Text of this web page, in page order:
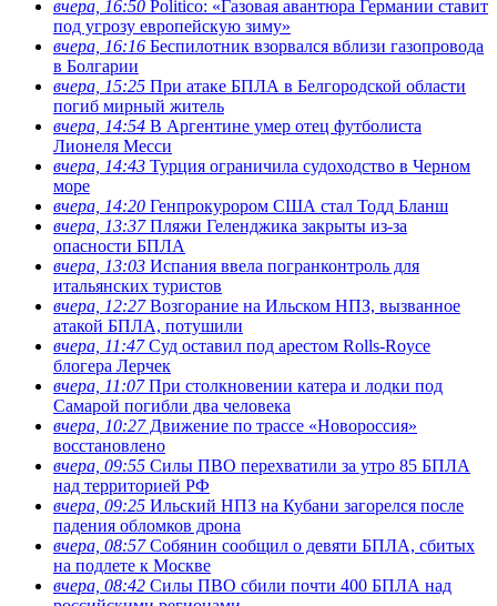
вчера, 16:50 Politico: «Газовая авантюра Германии ставит
под угрозу европейскую зиму»
вчера, 16:16 Беспилотник взорвался вблизи газопровода
в Болгарии
вчера, 15:25 При атаке БПЛА в Белгородской области
погиб мирный житель
вчера, 14:54 В Аргентине умер отец футболиста
Лионеля Месси
вчера, 14:43 Турция ограничила судоходство в Черном
море
вчера, 14:20 Генпрокурором США стал Тодд Бланш
вчера, 13:37Пляжи Геленджика закрыты из-за
опасности БПЛА
вчера, 13:03 Испания ввела погранконтроль для
итальянских туристов
вчера, 12:27Возгорание на Ильском НПЗ, вызванное
атакой БПЛА, потушили
вчера, 11:47Суд оставил под арестом Rolls-Royce
блогера Лерчек
вчера, 11:07При столкновении катера и лодки под
Самарой погибли два человека
вчера, 10:27Движение по трассе «Новороссия»
восстановлено
вчера, 09:55 Силы ПВО перехватили за утро 85 БПЛА
над территорией РФ
вчера, 09:25 Ильский НПЗ на Кубани загорелся после
падения обломков дрона
вчера, 08:57Собянин сообщил о девяти БПЛА, сбитых
на подлете к Москве
вчера, 08:42 Силы ПВО сбили почти 400 БПЛА над